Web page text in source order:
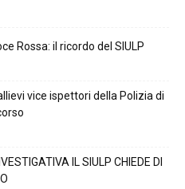
Rossa: il ricordo del SIULP
vice ispettori della Polizia di
IL SIULP CHIEDE DI